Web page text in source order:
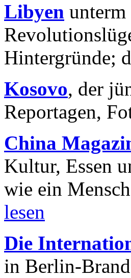
Libyen
Hintergründe;
Kosovo, der
Reportagen,
China
Kultur, Essen
wie ein
lesen
Die
in Berlin-